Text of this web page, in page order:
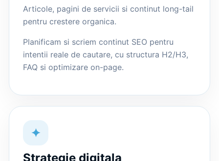
Articole, pagini de servicii si continut long-tail
pentru crestere organica.
Planificam si scriem continut SEO pentru
intentii reale de cautare, cu structura H2/H3,
FAQ si optimizare on-page.
✦
Strategie digitala